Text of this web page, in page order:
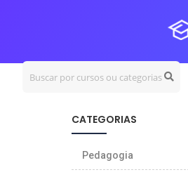
CATEGORIAS
Pedagogia